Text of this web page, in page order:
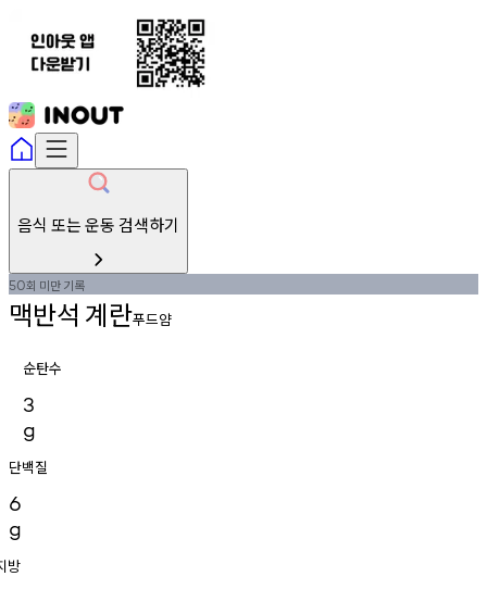
음식 또는 운동 검색하기
50회 미만기록
맥반석 계란푸드얌
순탄수
3
g
단백질
6
g
방